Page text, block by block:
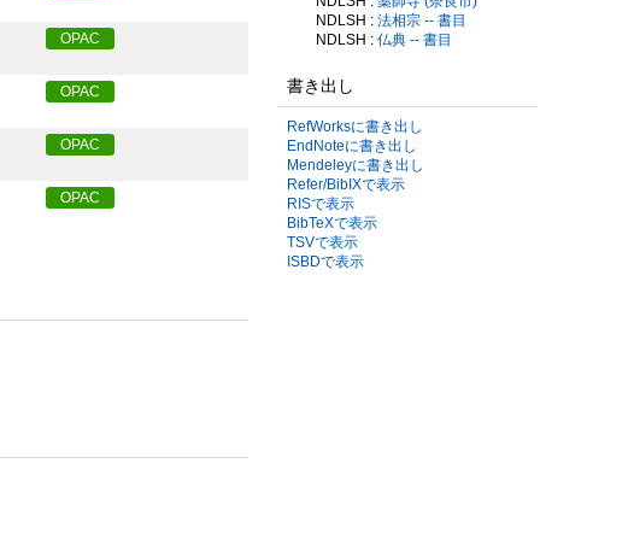
OPAC
OPAC
OPAC
OPAC
NDLSH : 法相宗 -- 書目
NDLSH : 仏典 -- 書目
書き出し
RefWorksに書き出し
EndNoteに書き出し
Mendeleyに書き出し
Refer/BibIXで表示
RISで表示
BibTeXで表示
TSVで表示
ISBDで表示